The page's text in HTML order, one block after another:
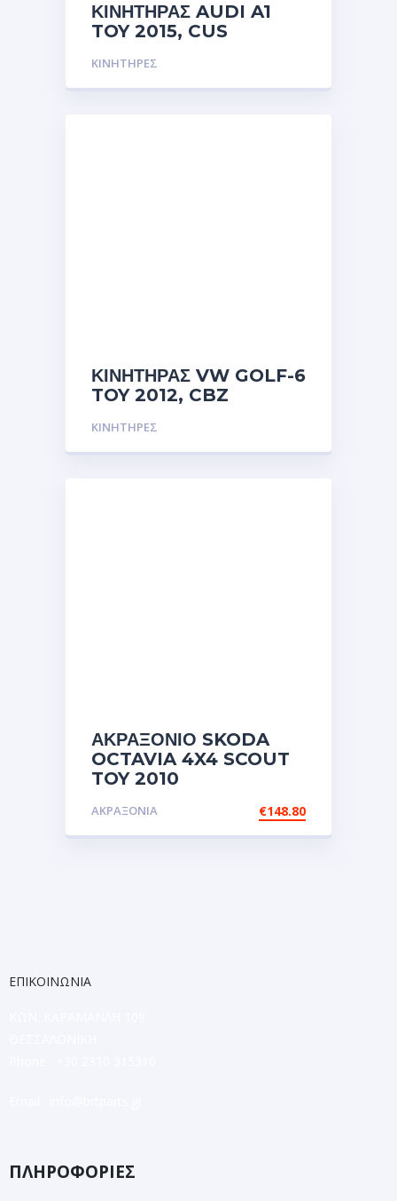
ΚΙΝΗΤΗΡΑΣ AUDI A1
TOY 2015, CUS
ΚΙΝΗΤΗΡΕΣ
ΚΙΝΗΤΗΡΑΣ VW GOLF-6
TOY 2012, CBZ
ΚΙΝΗΤΗΡΕΣ
ΑΚΡΑΞΟΝΙΟ SKODA
OCTAVIA 4X4 SCOUT
TOY 2010
ΑΚΡΑΞΟΝΙΑ €148.80
ΕΠΙΚΟΙΝΩΝΙΑ
ΠΛΗΡΟΦΟΡΙΕΣ